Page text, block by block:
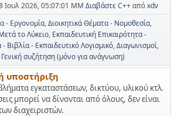
Ιουλ 2026, 05:07:01 ΜΜ Διαβάστε C++απόxdv
- Εργονομία Διοικητικά Θέματα - Νομοθεσία
το Λύκειο Εκπαιδευτική Επικαιρότητα -
Βιβλία - Εκπαιδευτικό Λογισμικό Διαγωνισμοί
Γενική συζήτηση (μόνο για ανάγνωση)
υποστήριξη
εγκαταστάσεων, δικτύου, υλικού κτλ.
μπορεί να δίνονται από όλους, δεν είναι
διαχειριστών.